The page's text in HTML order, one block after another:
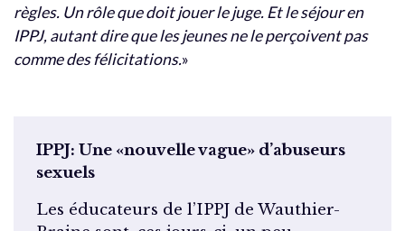
règles. Un rôle que doit jouer le juge. Et le séjour en
IPPJ, autant dire que les jeunes ne le perçoivent pas
comme des félicitations.»
IPPJ: Une «nouvelle vague» d’abuseurs
sexuels
Les éducateurs de l’IPPJ de Wauthier-